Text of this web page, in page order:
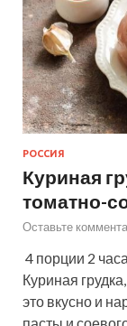
РОССИЯ
Куриная
томатно-
Оставьте
4 порции 2
Куриная
это вкусно и
пасты и